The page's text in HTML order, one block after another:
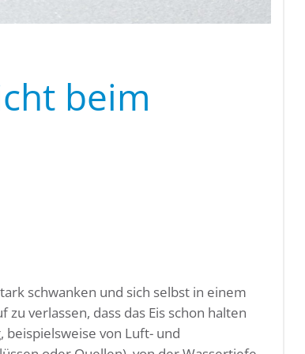
beim
schwanken und sich selbst in einem
verlassen, dass das Eis schon halten
beispielsweise von Luft- und